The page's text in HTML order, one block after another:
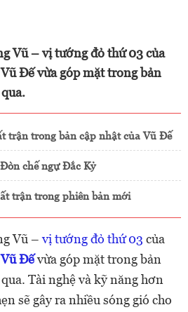
Vũ – vị tướng đỏ thứ 03 của
Đế vừa góp mặt trong bản
trận trong bản cập nhật của Vũ Đế
chế ngự Đắc Kỷ
trận trong phiên bản mới
Vũ –vị tướng đỏ thứ 03 của
Vũ Đếvừa góp mặt trong bản
Tài nghệ và kỹ năng hơn
sẽ gây ra nhiều sóng gió cho